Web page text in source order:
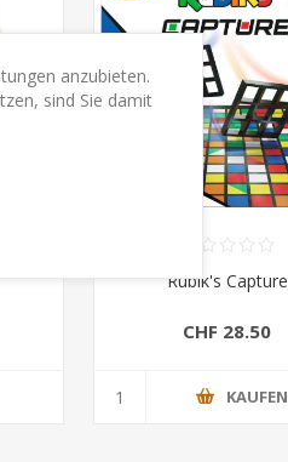
Rubik's Capture
CHF 28.50
KAUFEN
anzubieten.
sind Sie damit